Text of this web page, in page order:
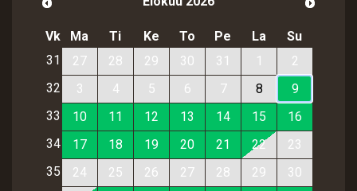
Vk Ma Ti Ke To Pe La
Su
31
27 28 29 30 31 1
2
32
3 4 5 6 7 8
9
33
10 11 12 13 14 15
16
34
17 18 19 20 21 22
23
35
24 25 26 27 28 29
30